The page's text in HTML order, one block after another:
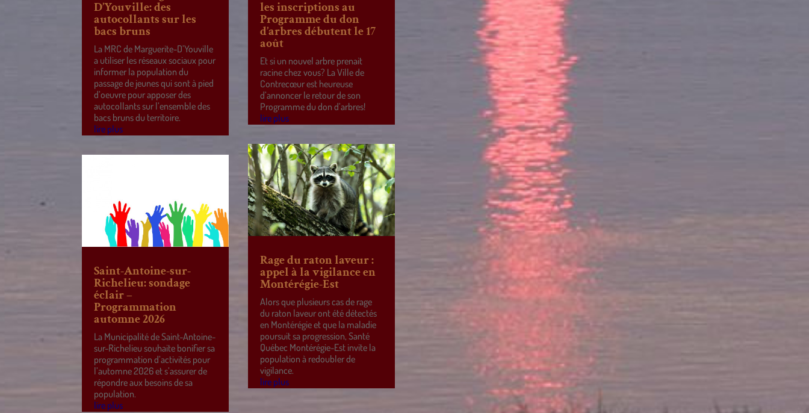
D’Youville: des
autocollants sur les
bacs bruns
La MRC de Marguerite-D’Youville
a utiliser les réseaux sociaux pour
informer la population du
passage de jeunes qui sont à pied
d’oeuvre pour apposer des
autocollants sur l’ensemble des
bacs bruns du territoire.
lire plus
Saint-Antoine-sur-
Richelieu: sondage
éclair –
Programmation
automne 2026
La Municipalité de Saint-Antoine-
sur-Richelieu souhaite bonifier sa
programmation d’activités pour
l’automne 2026 et s’assurer de
répondre aux besoins de sa
population.
lire plus
les inscriptions au
Programme du don
d’arbres débutent le 17
août
Et si un nouvel arbre prenait
racine chez vous? La Ville de
Contrecœur est heureuse
d’annoncer le retour de son
Programme du don d’arbres!
lire plus
Rage du raton laveur :
appel à la vigilance en
Montérégie-Est
Alors que plusieurs cas de rage
du raton laveur ont été détectés
en Montérégie et que la maladie
poursuit sa progression, Santé
Québec Montérégie-Est invite la
population à redoubler de
vigilance.
lire plus